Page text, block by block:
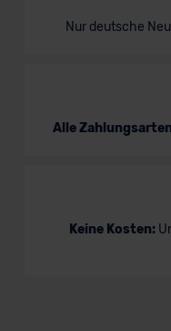
Nur deutsche
Alle
Keine Kosten: